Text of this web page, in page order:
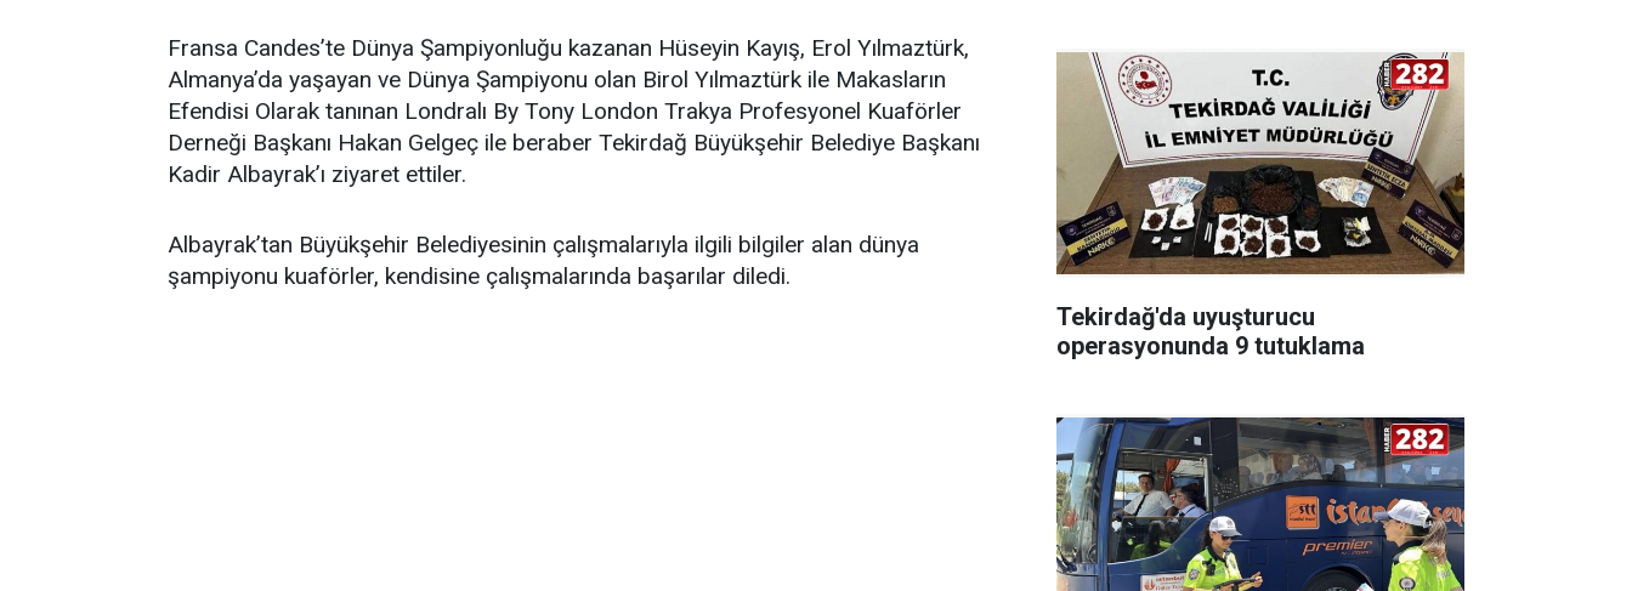
Fransa Candes’te Dünya Şampiyonluğu kazanan Hüseyin Kayış, Erol Yılmaztürk,
Almanya’da yaşayan ve Dünya Şampiyonu olan Birol Yılmaztürk ile Makasların
Efendisi Olarak tanınan Londralı By Tony London Trakya Profesyonel Kuaförler
Derneği Başkanı Hakan Gelgeç ile beraber Tekirdağ Büyükşehir Belediye Başkanı
Kadir Albayrak’ı ziyaret ettiler.
Albayrak’tan Büyükşehir Belediyesinin çalışmalarıyla ilgili bilgiler alan dünya
şampiyonu kuaförler, kendisine çalışmalarında başarılar diledi.
Tekirdağ'da uyuşturucu
operasyonunda 9 tutuklama